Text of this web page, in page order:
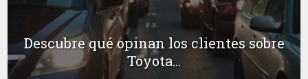
Descubre qué opinan los clientes sobre
Toyota...